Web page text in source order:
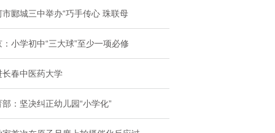
市郾城三中举办“巧手传心 珠联母
：小学初中“三大球”至少一项必修
长春中医药大学
部：坚决纠正幼儿园“小学化”